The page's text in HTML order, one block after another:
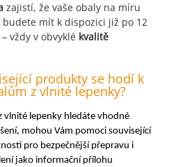
zajistí, že vaše obaly na míru
mít k dispozici již po 12
vždy v obvyklé kvalitě
produkty se hodí k
z vlnité lepenky?
lepenky hledáte vhodné
mohou Vám pomoci související
pro bezpečnější přepravu i
jako informační přílohu